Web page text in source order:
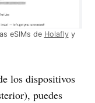
eSIMs de Holaflyy
los dispositivos
puedes